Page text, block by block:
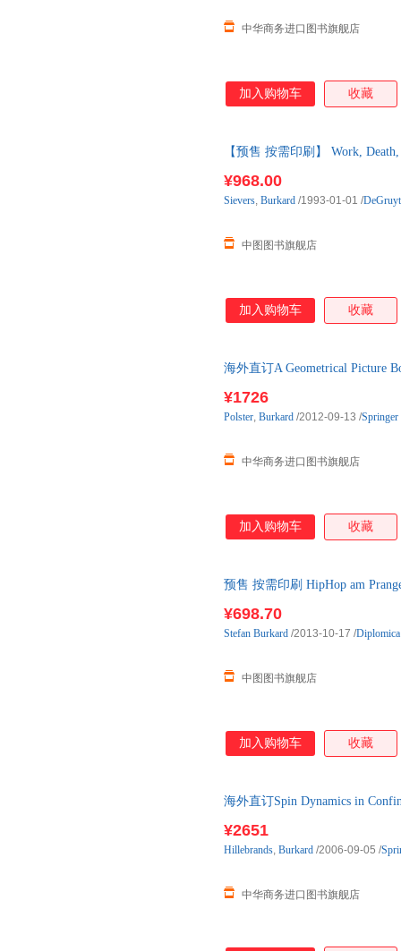
中华商务进口图书旗舰店
加入购物车 收藏
【预售 按需印刷】 Work,
¥968.00
中图图书旗舰店
Sievers, Burkard /1993-01-01 /
加入购物车 收藏
海外直订A Geometrical Picture
¥1726
中华商务进口图书旗舰店
Polster, Burkard /2012-09-13 /Springer
加入购物车 收藏
预售 按需印刷 HipHop am
¥698.70
中图图书旗舰店
Stefan Burkard /2013-10-17 /
加入购物车 收藏
海外直订Spin Dynamics in
¥2651
中华商务进口图书旗舰店
Hillebrands, Burkard /2006-09-05 /